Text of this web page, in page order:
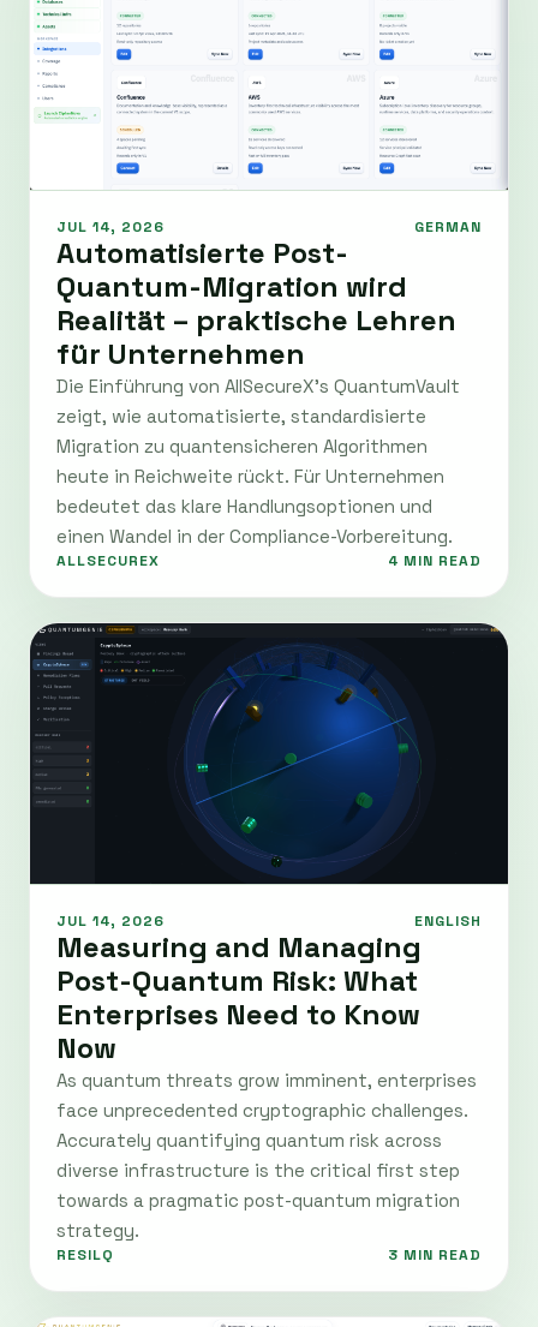
JUL 14, 2026 GERMAN
Automatisierte Post-
Quantum-Migration wird
Realität – praktische Lehren
für Unternehmen
Die Einführung von AllSecureX’s QuantumVault
zeigt, wie automatisierte, standardisierte
Migration zu quantensicheren Algorithmen
heute in Reichweite rückt. Für Unternehmen
bedeutet das klare Handlungsoptionen und
einen Wandel in der Compliance-Vorbereitung.
ALLSECUREX 4 MIN READ
JUL 14, 2026 ENGLISH
Measuring and Managing
Post-Quantum Risk: What
Enterprises Need to Know
Now
As quantum threats grow imminent, enterprises
face unprecedented cryptographic challenges.
Accurately quantifying quantum risk across
diverse infrastructure is the critical first step
towards a pragmatic post-quantum migration
strategy.
RESILQ 3 MIN READ